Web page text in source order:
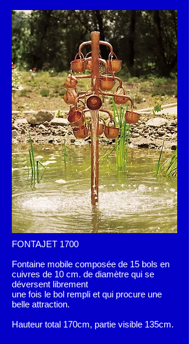
FONTAJET 1700
Fontaine mobile composée de 15 bols en
cuivres de 10 cm. de diamètre qui se
déversent librement
une fois le bol rempli et qui procure une
belle attraction.
Hauteur total 170cm, partie visible 135cm.